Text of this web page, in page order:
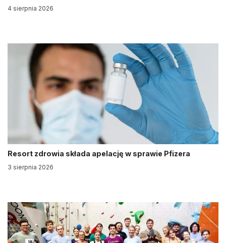
4 sierpnia 2026
Resort zdrowia składa apelację w sprawie Pfizera
3 sierpnia 2026